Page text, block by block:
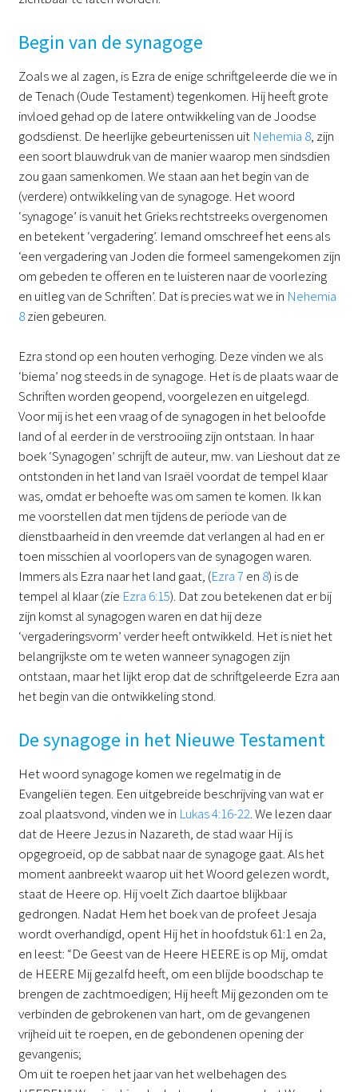
Begin van de synagoge
Zoals we al zagen, is Ezra de enige schriftgeleerde die we in
de Tenach (Oude Testament) tegenkomen. Hij heeft grote
invloed gehad op de latere ontwikkeling van de Joodse
godsdienst. De heerlijke gebeurtenissen uit Nehemia 8, zijn
een soort blauwdruk van de manier waarop men sindsdien
zou gaan samenkomen. We staan aan het begin van de
(verdere) ontwikkeling van de synagoge. Het woord
‘synagoge’ is vanuit het Grieks rechtstreeks overgenomen
en betekent ‘vergadering’. Iemand omschreef het eens als
‘een vergadering van Joden die formeel samengekomen zijn
om gebeden te offeren en te luisteren naar de voorlezing
en uitleg van de Schriften’. Dat is precies wat we in Nehemia
8zien gebeuren.
Ezra stond op een houten verhoging. Deze vinden we als
‘biema’ nog steeds in de synagoge. Het is de plaats waar de
Schriften worden geopend, voorgelezen en uitgelegd.
Voor mij is het een vraag of de synagogen in het beloofde
land of al eerder in de verstrooiing zijn ontstaan. In haar
boek ‘Synagogen’ schrijft de auteur, mw. van Lieshout dat ze
ontstonden in het land van Israël voordat de tempel klaar
was, omdat er behoefte was om samen te komen. Ik kan
me voorstellen dat men tijdens de periode van de
dienstbaarheid in den vreemde dat verlangen al had en er
toen misschien al voorlopers van de synagogen waren.
Immers als Ezra naar het land gaat, (Ezra 7 en 8) is de
tempel al klaar (zie Ezra 6:15). Dat zou betekenen dat er bij
zijn komst al synagogen waren en dat hij deze
‘vergaderingsvorm’ verder heeft ontwikkeld. Het is niet het
belangrijkste om te weten wanneer synagogen zijn
ontstaan, maar het lijkt erop dat de schriftgeleerde Ezra aan
het begin van die ontwikkeling stond.
De synagoge in het Nieuwe Testament
Het woord synagoge komen we regelmatig in de
Evangeliën tegen. Een uitgebreide beschrijving van wat er
zoal plaatsvond, vinden we in Lukas 4:16-22. We lezen daar
dat de Heere Jezus in Nazareth, de stad waar Hij is
opgegroeid, op de sabbat naar de synagoge gaat. Als het
moment aanbreekt waarop uit het Woord gelezen wordt,
staat de Heere op. Hij voelt Zich daartoe blijkbaar
gedrongen. Nadat Hem het boek van de profeet Jesaja
wordt overhandigd, opent Hij het in hoofdstuk 61:1 en 2a,
en leest: “De Geest van de Heere HEERE is op Mij, omdat
de HEERE Mij gezalfd heeft, om een blijde boodschap te
brengen de zachtmoedigen; Hij heeft Mij gezonden om te
verbinden de gebrokenen van hart, om de gevangenen
vrijheid uit te roepen, en de gebondenen opening der
gevangenis;
Om uit te roepen het jaar van het welbehagen des